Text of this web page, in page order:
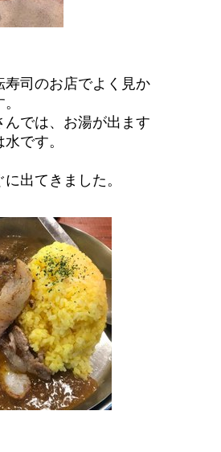
寿司のお店でよく見か
んでは、お湯が出ます
です。
出てきました。